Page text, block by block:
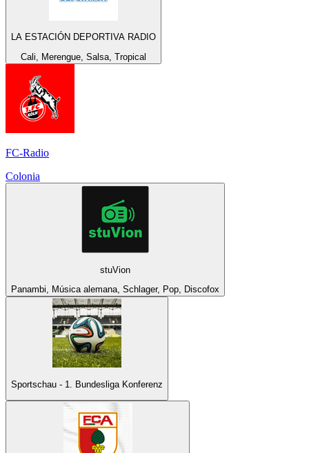
LA ESTACIÓN DEPORTIVA RADIO
Cali, Merengue, Salsa, Tropical
FC-Radio
Colonia
stuVion
Panambi, Música alemana, Schlager, Pop, Discofox
Sportschau - 1. Bundesliga Konferenz